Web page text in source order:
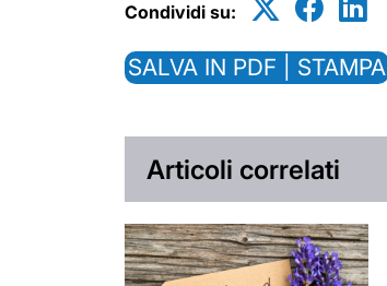
Condividi su:
SALVA IN PDF | STAMPA
Articoli correlati